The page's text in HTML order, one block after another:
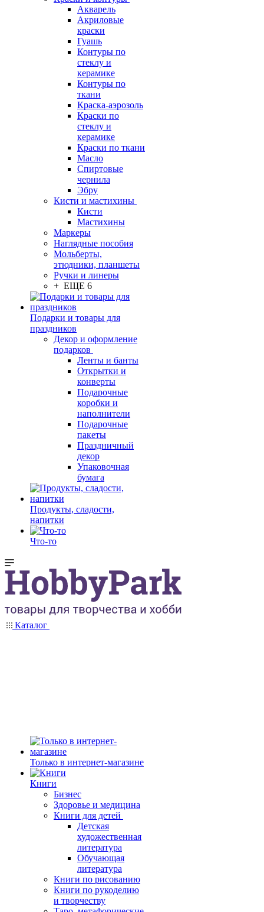
Акварель
Акриловые
краски
Гуашь
Контуры по
стеклу и
керамике
Контуры по
ткани
Краска-аэрозоль
Краски по
стеклу и
керамике
Краски по ткани
Масло
Спиртовые
чернила
Эбру
Кисти и мастихины
Кисти
Мастихины
Маркеры
Наглядные пособия
Мольберты,
этюдники, планшеты
Ручки и линеры
+ ЕЩЕ 6
Подарки и товары для
праздников
Декор и оформление
подарков
Ленты и банты
Открытки и
конверты
Подарочные
коробки и
наполнители
Подарочные
пакеты
Праздничный
декор
Упаковочная
бумага
Продукты, сладости,
напитки
Что-то
Каталог
Только в интернет-магазине
Книги
Бизнес
Здоровье и медицина
Книги для детей
Детская
художественная
литература
Обучающая
литература
Книги по рисованию
Книги по рукоделию
и творчеству